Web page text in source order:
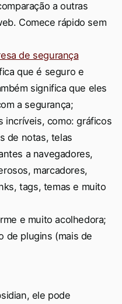
a outras
Comece rápido sem
de segurança
que é seguro e
significa que eles
a segurança;
incríveis, como: gráficos
de notas, telas
a navegadores,
marcadores,
tags, temas e muito
e muito acolhedora;
de plugins (mais de
ele pode